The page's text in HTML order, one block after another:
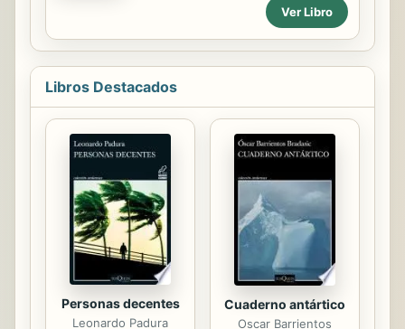
crecer y convertirse en una mujer
hermosa, talentosa y, sobre todo,...
Colombia, en 1985. Pretende
aumentar la conciencia individual
para ayudar a crear un verdadero
valiéndose de una pareja singular
que comparte experiencias tan
variadas como las relaciones íntimas,
la infidelidad de pareja, el aborto, la
educación sexual de los niños, la
alfabetización, el conocimiento de
uno mismo, los ideales por un mundo
mejor, los fanatismos religiosos que
impiden el...
Ver Libro
Libros Destacados
Personas decentes
Leonardo Padura
Cuaderno antártico
Oscar Barrientos